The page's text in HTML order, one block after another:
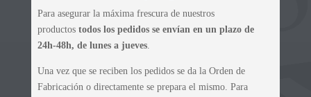
Para asegurar la máxima frescura de nuestros
productos todos los pedidos se envían en un plazo de
24h-48h, de lunes a jueves.
Una vez que se reciben los pedidos se da la Orden de
Fabricación o directamente se prepara el mismo. Para